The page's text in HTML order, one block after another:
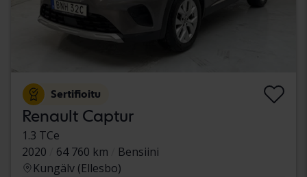
Sertifioitu
Renault Captur
1.3 TCe
2020
64 760 km
Bensiini
Kungälv (Ellesbo)